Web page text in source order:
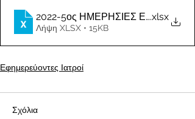
2022-5ος ΗΜΕΡΗΣΙΕΣ ΕΦΗΜΕΡΙΕΣ
.xlsx
Λήψη XLSX • 15KB
Εφημερεύοντες Ιατροί
Σχόλια